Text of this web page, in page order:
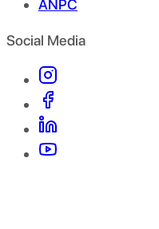
ANPC
Social Media